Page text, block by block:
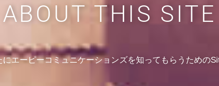
ABOUT THIS SITE
にエーピーコミュニケーションズを知ってもらうための